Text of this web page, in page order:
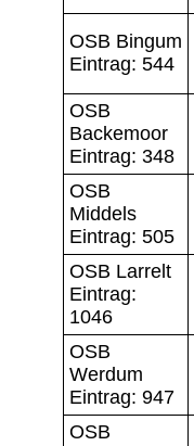
OSB Bingum
Eintrag: 544
OSB
Backemoor
Eintrag: 348
OSB
Middels
Eintrag: 505
OSB Larrelt
Eintrag:
1046
OSB
Werdum
Eintrag: 947
OSB